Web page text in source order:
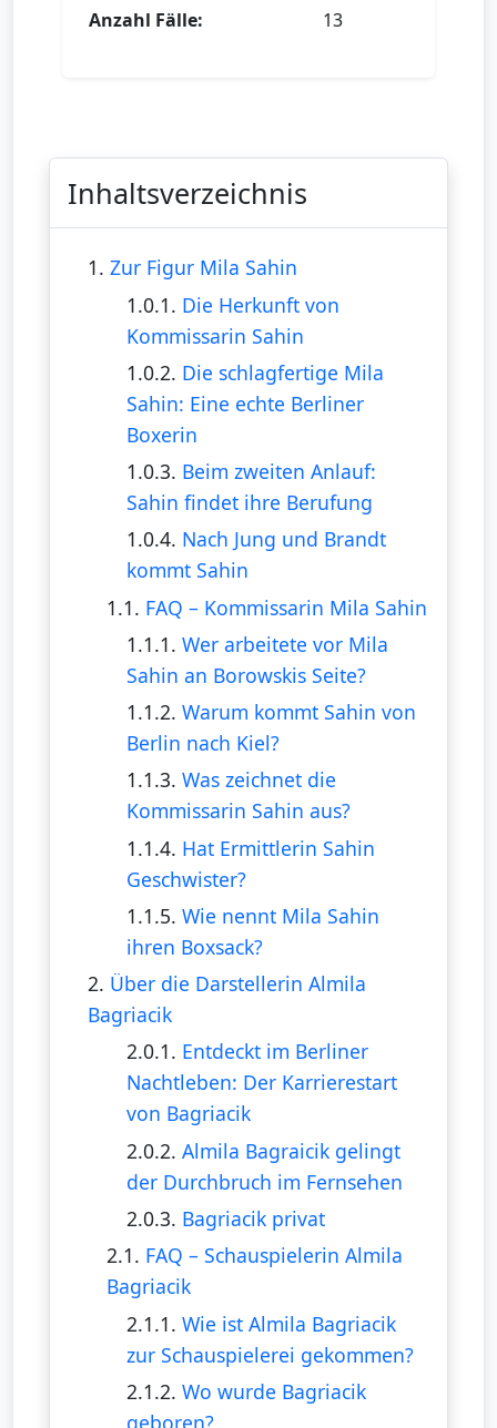
Anzahl Fälle:
13
Inhaltsverzeichnis
1. Zur Figur Mila Sahin
1.0.1. Die Herkunft von
Kommissarin Sahin
1.0.2. Die schlagfertige Mila
Sahin: Eine echte Berliner
Boxerin
1.0.3. Beim zweiten Anlauf:
Sahin findet ihre Berufung
1.0.4. Nach Jung und Brandt
kommt Sahin
1.1. FAQ – Kommissarin Mila Sahin
1.1.1. Wer arbeitete vor Mila
Sahin an Borowskis Seite?
1.1.2. Warum kommt Sahin von
Berlin nach Kiel?
1.1.3. Was zeichnet die
Kommissarin Sahin aus?
1.1.4. Hat Ermittlerin Sahin
Geschwister?
1.1.5. Wie nennt Mila Sahin
ihren Boxsack?
2. Über die Darstellerin Almila
Bagriacik
2.0.1. Entdeckt im Berliner
Nachtleben: Der Karrierestart
von Bagriacik
2.0.2. Almila Bagraicik gelingt
der Durchbruch im Fernsehen
2.0.3. Bagriacik privat
2.1. FAQ – Schauspielerin Almila
Bagriacik
2.1.1. Wie ist Almila Bagriacik
zur Schauspielerei gekommen?
2.1.2. Wo wurde Bagriacik
geboren?